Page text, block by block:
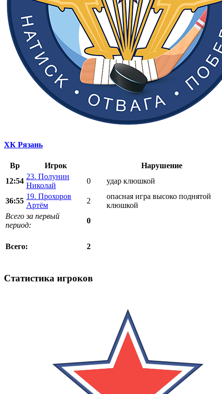
ХК Рязань
Вр Игрок
Нарушение
12:54
23. Полунин
Николай
0 удар клюшкой
36:55
19. Прохоров
Артём
2
опасная игра высоко поднятой
клюшкой
Всего за первый
период:
0
Всего: 2
Статистика игроков